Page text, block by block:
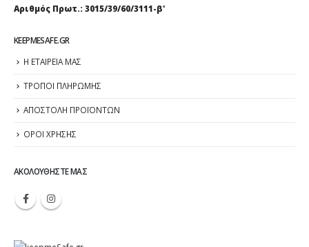
Αριθμός Πρωτ.: 3015/39/60/3111-β'
KEEPMESAFE.GR
Η ΕΤΑΙΡΕΙΑ ΜΑΣ
ΤΡΟΠΟΙ ΠΛΗΡΩΜΗΣ
ΑΠΟΣΤΟΛΗ ΠΡΟΪΟΝΤΩΝ
ΟΡΟΙ ΧΡΗΣΗΣ
ΑΚΟΛΟΥΘΉΣΤΕ ΜΑΣ